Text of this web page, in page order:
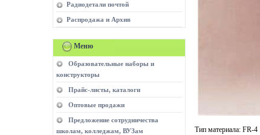
Радиодетали почтой
Распродажа и Архив
Меню
Образовательные наборы и
конструкторы
Прайс-листы, каталоги
Оптовые продажи
Предложение сотрудничества
школам, колледжам, ВУЗам
Тип материала: FR-4